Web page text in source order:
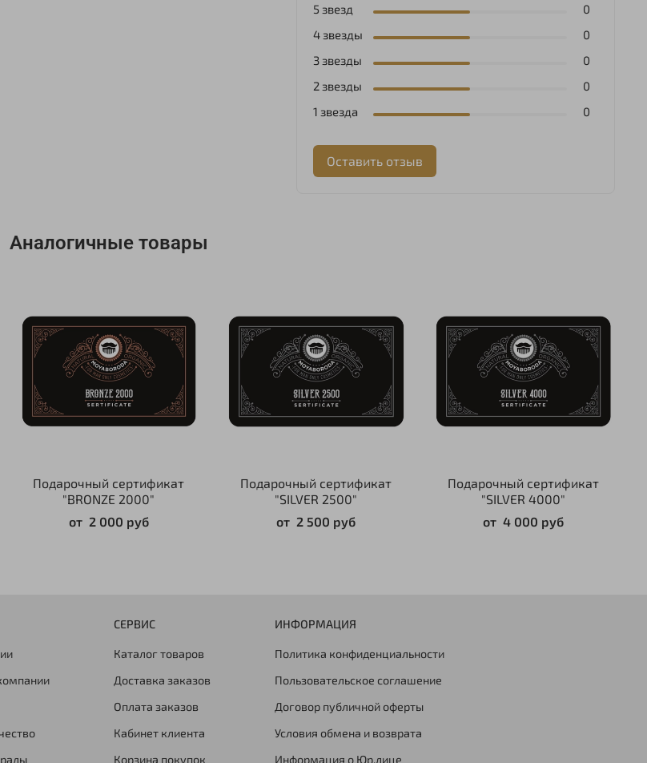
5 звезд
0
4 звезды
0
3 звезды
0
2 звезды
0
1 звезда
0
Оставить отзыв
Аналогичные товары
Подарочный сертификат
"BRONZE 2000"
от 2 000 руб
Подарочный сертификат
"SILVER 2500"
от 2 500 руб
Подарочный сертификат
"SILVER 4000"
от 4 000 руб
СЕРВИС
Каталог товаров
Доставка заказов
Оплата заказов
Кабинет клиента
Корзина покупок
ИНФОРМАЦИЯ
Политика конфиденциальности
Пользовательское соглашение
Договор публичной оферты
Условия обмена и возврата
Информация о Юр.лице